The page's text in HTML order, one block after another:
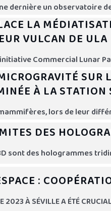
dernière un observatoire
LA
VULCAN DE ULA
Commercial Lunar
SUR
À LA
lors de leur
DES
sont des hologrammes
:
À SÉVILLE A ÉTÉ